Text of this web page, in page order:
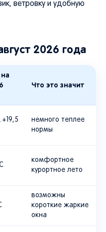
ветровку и удобную
2026 года
Что это значит
немного теплее
нормы
комфортное
курортное лето
возможны
короткие жаркие
окна